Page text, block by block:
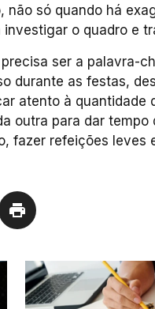
não só quando há
o quadro e
ser a palavra-
durante as festas,
atento à
outra para dar tempo
fazer refeições leves